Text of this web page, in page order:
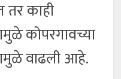
तर काही
कोपरगावच्या
वाढली आहे.